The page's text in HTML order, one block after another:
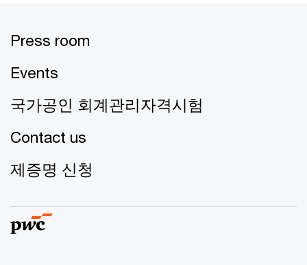
Press room
Events
국가공인 회계관리자격시험
Contact us
제증명 신청